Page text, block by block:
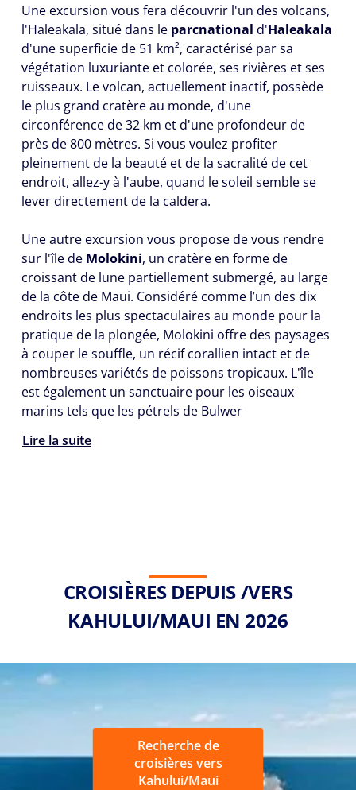
Une excursion vous fera découvrir l'un des volcans,
l'Haleakala, situé dans le parcnational d'Haleakala
d'une superficie de 51 km², caractérisé par sa
végétation luxuriante et colorée, ses rivières et ses
ruisseaux. Le volcan, actuellement inactif, possède
le plus grand cratère au monde, d'une
circonférence de 32 km et d'une profondeur de
près de 800 mètres. Si vous voulez profiter
pleinement de la beauté et de la sacralité de cet
endroit, allez-y à l'aube, quand le soleil semble se
lever directement de la caldera.
Une autre excursion vous propose de vous rendre
sur l'île de Molokini, un cratère en forme de
croissant de lune partiellement submergé, au large
de la côte de Maui. Considéré comme l’un des dix
endroits les plus spectaculaires au monde pour la
pratique de la plongée, Molokini offre des paysages
à couper le souffle, un récif corallien intact et de
nombreuses variétés de poissons tropicaux. L'île
est également un sanctuaire pour les oiseaux
marins tels que les pétrels de Bulwer
Lire la suite
CROISIÈRES DEPUIS /VERS
KAHULUI/MAUI EN 2026
Recherche de
croisières vers
Kahului/Maui